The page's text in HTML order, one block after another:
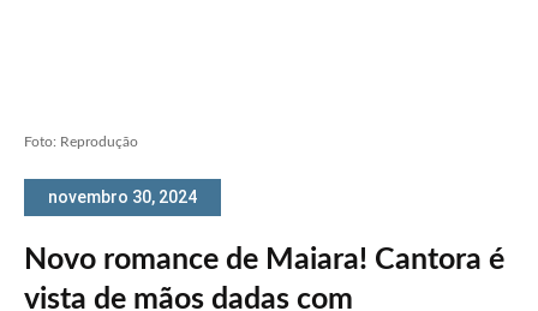
Foto: Reprodução
novembro 30, 2024
Novo romance de Maiara! Cantora é
vista de mãos dadas com